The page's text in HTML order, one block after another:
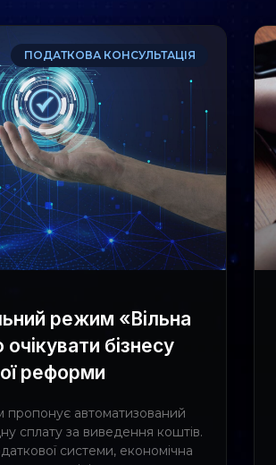
ПОДАТКОВА КОНСУЛЬТАЦІЯ
режим «Вільна
бізнесу
реформи
автоматизований
сплату за виведення коштів.
системи, економічна